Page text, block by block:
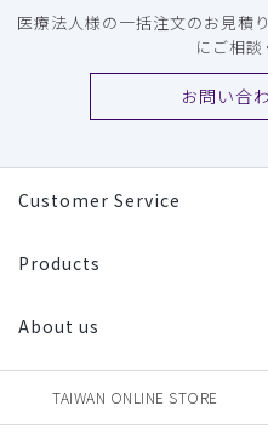
医療法人様の一括注文のお見積
にご相談
お問い合
Customer Service
Products
About us
TAIWAN ONLINE STORE